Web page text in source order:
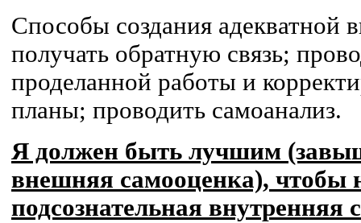
Способы создания адекватной
получать обратную связь;
проделанной работы и
планы; проводить самоанализ.
Я должен быть лучшим
внешняя самооценка), чтобы
подсознательная внутренняя